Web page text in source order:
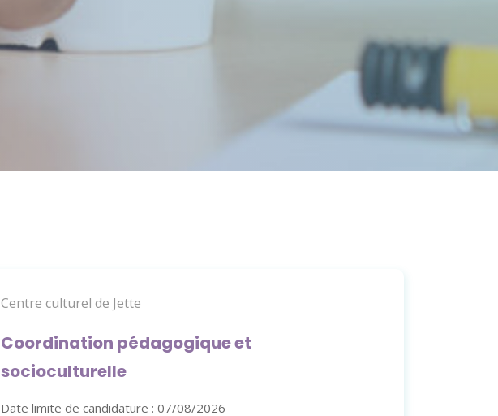
Centre culturel de Jette
Coordination pédagogique et
socioculturelle
Date limite de candidature : 07/08/2026